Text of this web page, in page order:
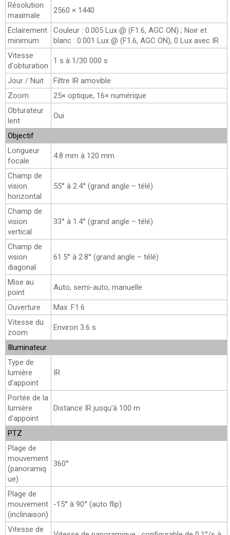
Résolution
maximale
2560 × 1440
Éclairement
minimum
Couleur : 0.005 Lux @ (F1.6, AGC ON) ; Noir et
blanc : 0.001 Lux @ (F1.6, AGC ON), 0 Lux avec IR
Vitesse
d'obturation
1 s à 1/30 000 s
Jour / Nuit
Filtre IR amovible
Zoom
25× optique, 16× numérique
Obturateur
lent
Oui
Objectif
Longueur
focale
4.8 mm à 120 mm
Champ de
vision
horizontal
55° à 2.4° (grand angle – télé)
Champ de
vision
vertical
33° à 1.4° (grand angle – télé)
Champ de
vision
diagonal
61.5° à 2.8° (grand angle – télé)
Mise au
point
Auto, semi-auto, manuelle
Ouverture
Max. F1.6
Vitesse du
zoom
Environ 3.6 s
Illuminateur
Type de
lumière
d'appoint
IR
Portée de la
lumière
d'appoint
Distance IR jusqu'à 100 m
PTZ
Plage de
mouvement
(panoramiq
ue)
360°
Plage de
mouvement
(inclinaison)
-15° à 90° (auto flip)
Vitesse de